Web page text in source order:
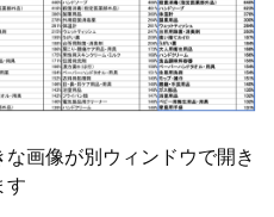
画像が別ウィンドウで開き
す